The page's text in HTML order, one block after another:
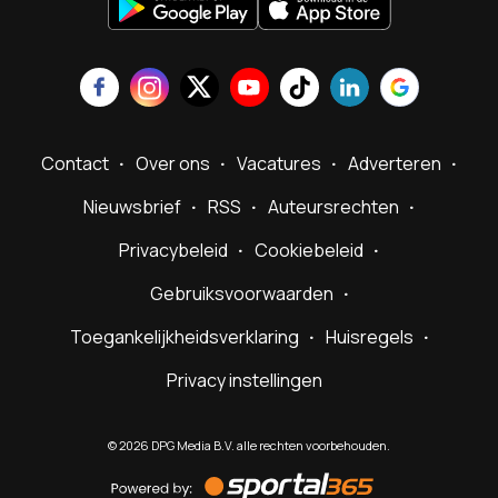
Contact Over ons Vacatures
Adverteren
Nieuwsbrief
RSS
Auteursrechten
Privacybeleid
Cookiebeleid
Gebruiksvoorwaarden
Toegankelijkheidsverklaring
Huisregels
Privacy instellingen
©2026 DPG Media B.V. alle rechten voorbehouden.
by